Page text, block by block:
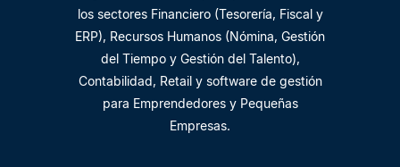
los sectores Financiero (Tesorería, Fiscal y
ERP), Recursos Humanos (Nómina, Gestión
del Tiempo y Gestión del Talento),
Contabilidad, Retail y software de gestión
para Emprendedores y Pequeñas
Empresas.